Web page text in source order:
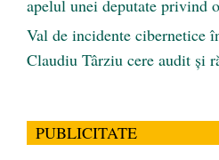
apelul unei deputate privind
Val de incidente cibernetice
Claudiu Târziu cere audit și
PUBLICITATE